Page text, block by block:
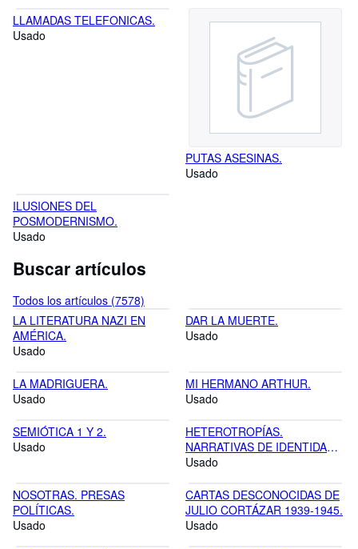
LLAMADAS TELEFONICAS.
Usado
PUTAS ASESINAS.
Usado
ILUSIONES DEL
POSMODERNISMO.
Usado
Buscar artículos
Todos los artículos (7578)
LA LITERATURA NAZI EN
AMÉRICA.
Usado
DAR LA MUERTE.
Usado
LA MADRIGUERA.
Usado
MI HERMANO ARTHUR.
Usado
SEMIÓTICA 1 Y 2.
Usado
HETEROTROPÍAS.
NARRATIVAS DE IDENTIDAD Y
ALTERIDAD
Usado
NOSOTRAS. PRESAS
POLÍTICAS.
Usado
CARTAS DESCONOCIDAS DE
JULIO CORTÁZAR 1939-1945.
Usado